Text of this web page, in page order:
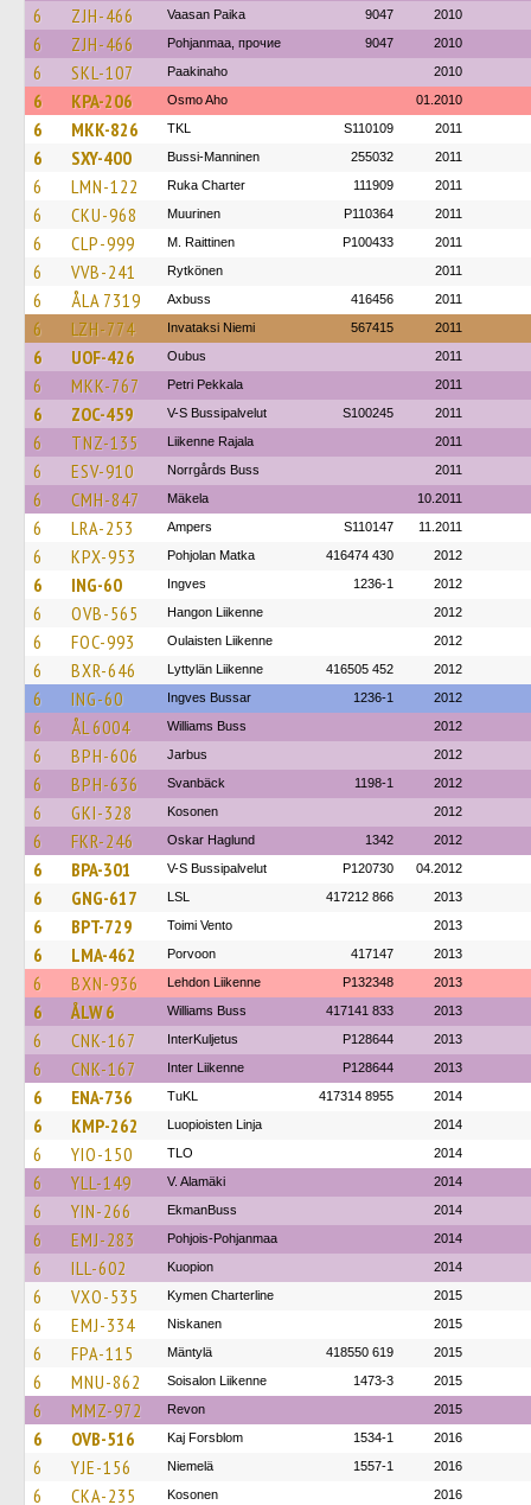
6 ZJH-466 Vaasan Paika 9047 2010
6 ZJH-466 Pohjanmaa, прочие 9047 2010
6 SKL-107 Paakinaho 2010
6 KPA-206 Osmo Aho 01.2010
6 MKK-826 TKL S110109 2011
6 SXY-400 Bussi-Manninen 255032 2011
6 LMN-122 Ruka Charter 111909 2011
6 CKU-968 Muurinen P110364 2011
6 CLP-999 M. Raittinen P100433 2011
6 VVB-241 Rytkönen 2011
6 ÅLA 7319 Axbuss 416456 2011
6 LZH-774 Invataksi Niemi 567415 2011
6 UOF-426 Oubus 2011
6 MKK-767 Petri Pekkala 2011
6 ZOC-459 V-S Bussipalvelut S100245 2011
6 TNZ-135 Liikenne Rajala 2011
6 ESV-910 Norrgårds Buss 2011
6 CMH-847 Mäkela 10.2011
6 LRA-253 Ampers S110147 11.2011
6 KPX-953 Pohjolan Matka 416474 430 2012
6 ING-60 Ingves 1236-1 2012
6 OVB-565 Hangon Liikenne 2012
6 FOC-993 Oulaisten Liikenne 2012
6 BXR-646 Lyttylän Liikenne 416505 452 2012
6 ING-60 Ingves Bussar 1236-1 2012
6 ÅL 6004 Williams Buss 2012
6 BPH-606 Jarbus 2012
6 BPH-636 Svanbäck 1198-1 2012
6 GKI-328 Kosonen 2012
6 FKR-246 Oskar Haglund 1342 2012
6 BPA-301 V-S Bussipalvelut P120730 04.2012
6 GNG-617 LSL 417212 866 2013
6 BPT-729 Toimi Vento 2013
6 LMA-462 Porvoon 417147 2013
6 BXN-936 Lehdon Liikenne P132348 2013
6 ÅLW 6 Williams Buss 417141 833 2013
6 CNK-167 InterKuljetus P128644 2013
6 CNK-167 Inter Liikenne P128644 2013
6 ENA-736 TuKL 417314 8955 2014
6 KMP-262 Luopioisten Linja 2014
6 YIO-150 TLO 2014
6 YLL-149 V. Alamäki 2014
6 YIN-266 EkmanBuss 2014
6 EMJ-283 Pohjois-Pohjanmaa 2014
6 ILL-602 Kuopion 2014
6 VXO-535 Kymen Charterline 2015
6 EMJ-334 Niskanen 2015
6 FPA-115 Mäntylä 418550 619 2015
6 MNU-862 Soisalon Liikenne 1473-3 2015
6 MMZ-972 Revon 2015
6 OVB-516 Kaj Forsblom 1534-1 2016
6 YJE-156 Niemelä 1557-1 2016
6 CKA-235 Kosonen 2016